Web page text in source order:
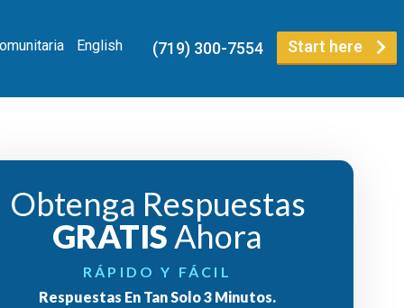
English Start here
(719) 300-7554
Obtenga Respuestas
GRATIS Ahora
RÁPIDO Y FÁCIL
Respuestas En Tan Solo 3 Minutos.